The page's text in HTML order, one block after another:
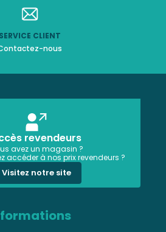
SERVICE CLIENT
nous
revendeurs
avez un magasin ?
accéder à nos prix revendeurs ?
Visitez notre site